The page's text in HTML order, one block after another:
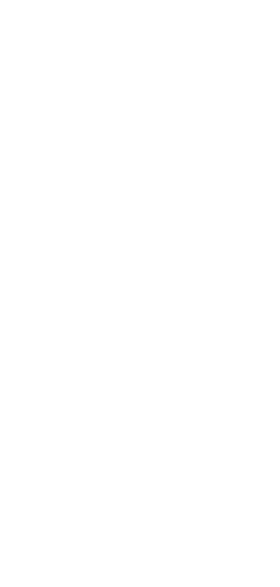
également des informations sur votre
de manière anonyme.